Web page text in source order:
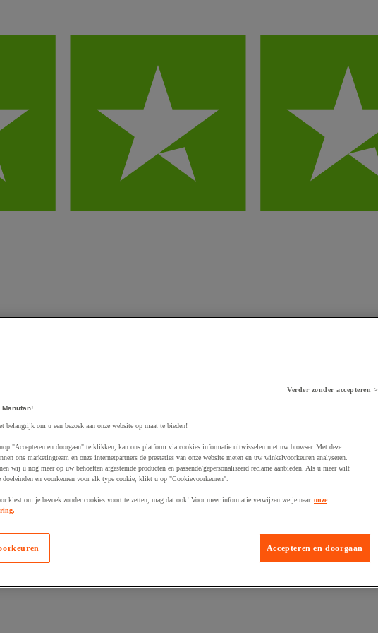
Verder zonder accepteren >
belangrijk om u een bezoek aan onze website op maat te bieden!
"Accepteren en doorgaan" te klikken, kan ons platform via cookies informatie uitwisselen met uw browser. Met deze
ons marketingteam en onze internetpartners de prestaties van onze website meten en uw winkelvoorkeuren analyseren.
wij u nog meer op uw behoeften afgestemde producten en passende/gepersonaliseerd reclame aanbieden. Als u meer wilt
doeleinden en voorkeuren voor elk type cookie, klikt u op "Cookievoorkeuren".
kiest om je bezoek zonder cookies voort te zetten, mag dat ook! Voor meer informatie verwijzen we je naar onze
Accepteren en doorgaan